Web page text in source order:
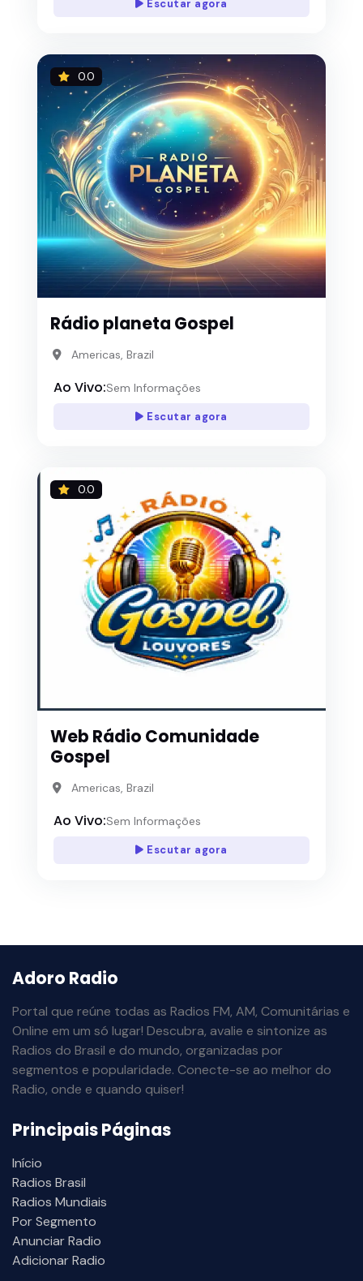
Escutar agora
0.0
Rádio planeta Gospel
Americas, Brazil
Ao Vivo:Sem Informações
Escutar agora
0.0
Web Rádio Comunidade
Gospel
Americas, Brazil
Ao Vivo:Sem Informações
Escutar agora
Adoro Radio
Portal que reúne todas as Radios FM, AM, Comunitárias e
Online em um só lugar! Descubra, avalie e sintonize as
Radios do Brasil e do mundo, organizadas por
segmentos e popularidade. Conecte-se ao melhor do
Radio, onde e quando quiser!
Principais Páginas
Início
Radios Brasil
Radios Mundiais
Por Segmento
Anunciar Radio
Adicionar Radio